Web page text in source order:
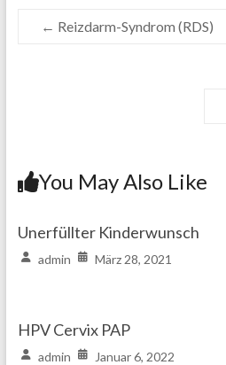
← Reizdarm-Syndrom (RDS)
You May Also Like
Unerfüllter Kinderwunsch
admin März 28, 2021
HPV Cervix PAP
admin Januar 6, 2022